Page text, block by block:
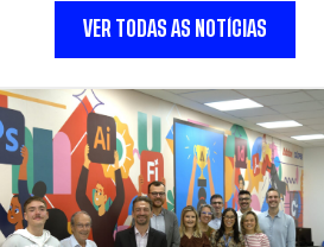
VER TODAS AS NOTÍCIAS